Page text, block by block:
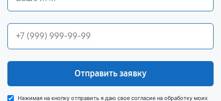
Отправить заявку
Нажимая на кнопку отправить я даю свое согласие на обработку моих